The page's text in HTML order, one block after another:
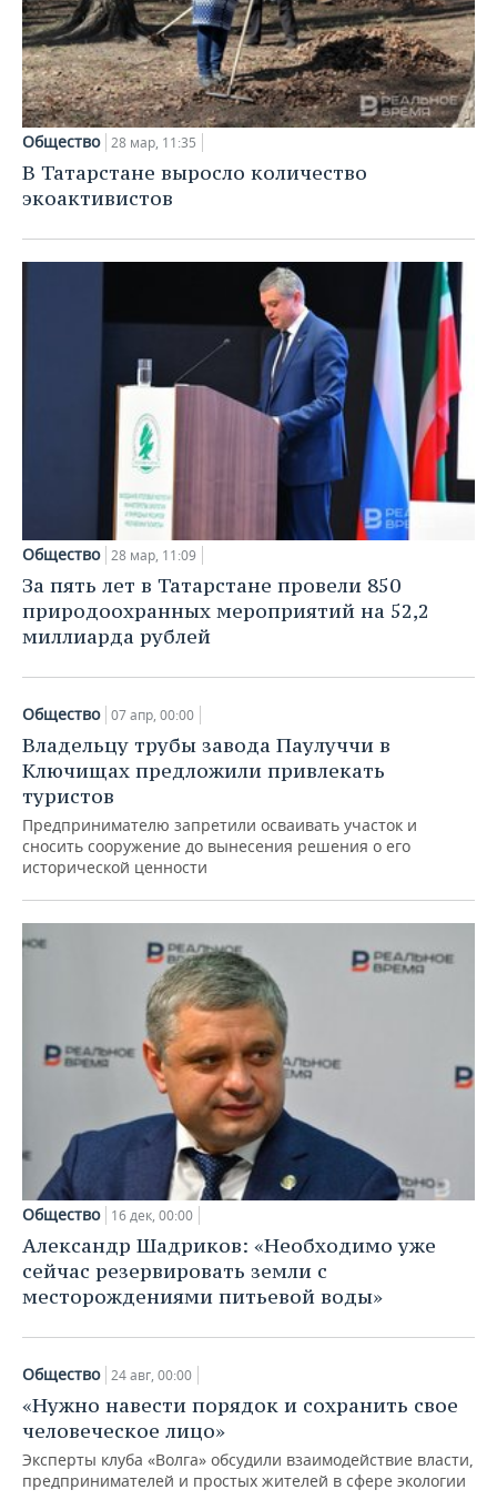
Общество 28 мар, 11:35
В Татарстане выросло количество
экоактивистов
Общество 28 мар, 11:09
За пять лет в Татарстане провели 850
природоохранных мероприятий на 52,2
миллиарда рублей
Общество 07 апр, 00:00
Владельцу трубы завода Паулуччи в
Ключищах предложили привлекать
туристов
Предпринимателю запретили осваивать участок и
сносить сооружение до вынесения решения о его
исторической ценности
Общество 16 дек, 00:00
Александр Шадриков: «Необходимо уже
сейчас резервировать земли с
месторождениями питьевой воды»
Общество 24 авг, 00:00
«Нужно навести порядок и сохранить свое
человеческое лицо»
Эксперты клуба «Волга» обсудили взаимодействие власти,
предпринимателей и простых жителей в сфере экологии